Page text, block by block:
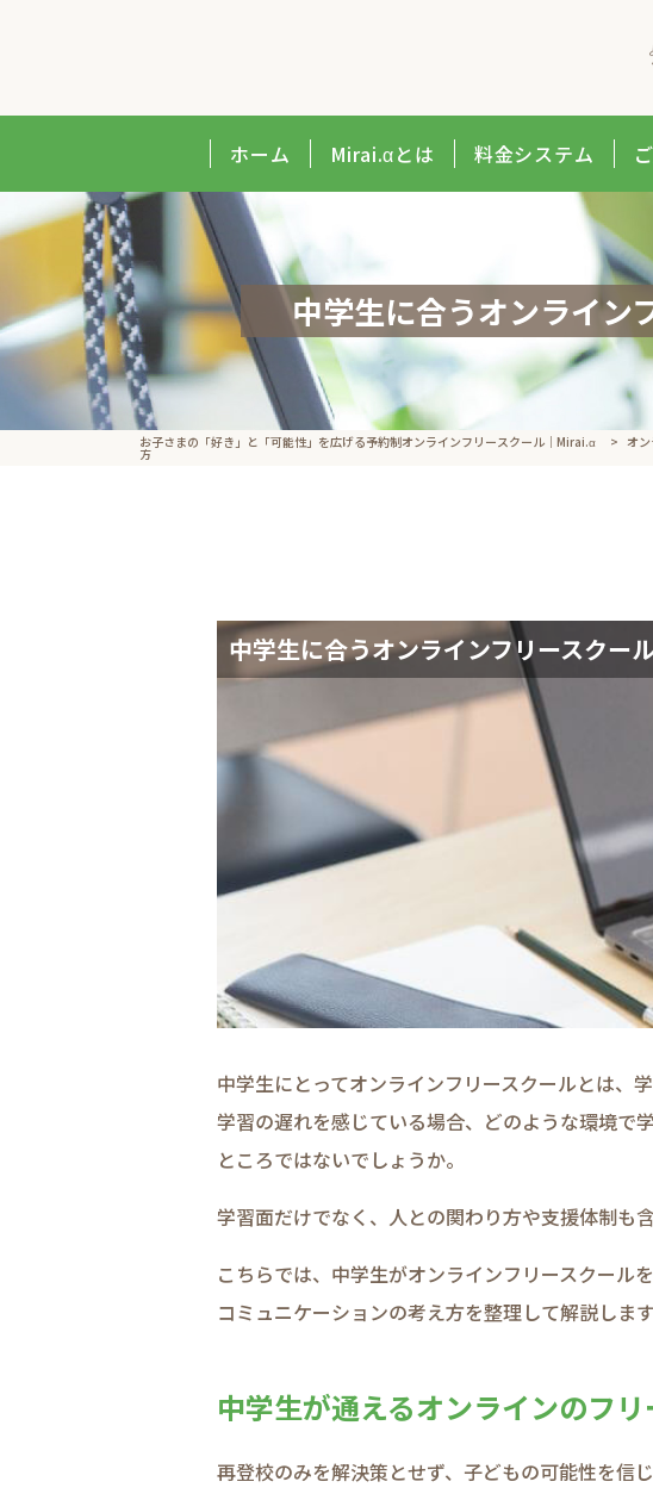
ホーム Mirai.αとは 料金システム
中学生に合うオンライン
お子さまの​「好き」と​「可能性」を​広げる予約制オンラインフリースクール｜Mirai.α > オ
方
中学生に​合う​オンラインフリースクー
中学生に​とって​オンラインフリースクールとは、​
学習の​遅れを​感じている​場合、​どのような​環境で​
ところではないでしょうか。​
学習面だけでなく、​人との​関わり方や​支援体制も​
こちらでは、​中学生が​オンラインフリースクール
コミュニケーションの​考え方を​整理して​解説しま
中学生が​通える​オンラインの​フ
再登校のみを​解決策と​せず、​子どもの​可能性を​信